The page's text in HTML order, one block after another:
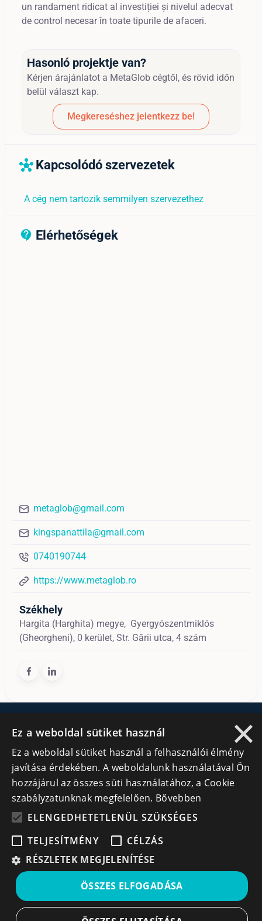
un randament ridicat al investiției și nivelul adecvat
de control necesar în toate tipurile de afaceri.
Hasonló projektje van?
Kérjen árajánlatot a MetaGlob cégtől, és rövid időn
belül választ kap.
Megkereséshez jelentkezz be!
hub Kapcsolódó szervezetek
A cég nem tartozik semmilyen szervezethez
contact_support_outline
Elérhetőségek
metaglob@gmail.com
kingspanattila@gmail.com
0740190744
https://www.metaglob.ro
Székhely
Hargita (Harghita) megye, Gyergyószentmiklós
(Gheorgheni), 0 kerület, Str. Gării utca, 4 szám
Általános
Kezdőlap
Tudásfórum
Partnerek
Szervezetek
Kapcsolat
Regisztráció
Bejelentkezés
Cégek
Lépj kapcsolatba velünk
info@cegek.ro
×
Ez a weboldal sütiket használ
Ez a weboldal sütiket használ a felhasználói élmény
javítása érdekében. A weboldalunk használatával Ön
hozzájárul az összes süti használatához, a Cookie
szabályzatunknak megfelelően. Bővebben
ELENGEDHETETLENÜL SZÜKSÉGES
TELJESÍTMÉNY
CÉLZÁS
RÉSZLETEK MEGJELENÍTÉSE
ÖSSZES ELFOGADÁSA